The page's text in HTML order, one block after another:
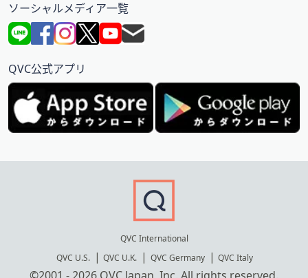
ソーシャルメディア一覧
QVC公式アプリ
QVC International
QVC U.S.
QVC U.K. QVC Germany QVC Italy